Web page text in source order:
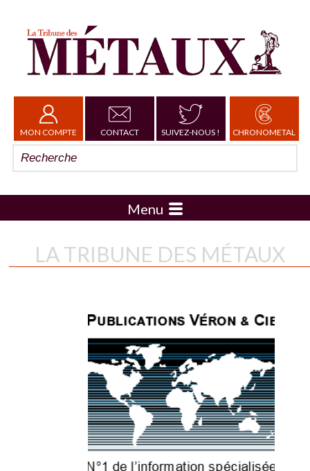
MON COMPTE CONTACT SUIVEZ-NOUS ! CHRONOMETAL
Menu
LA TRIBUNE DES MÉTAUX